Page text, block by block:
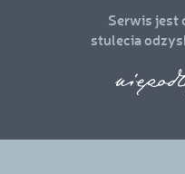
Serwis jest
stulecia